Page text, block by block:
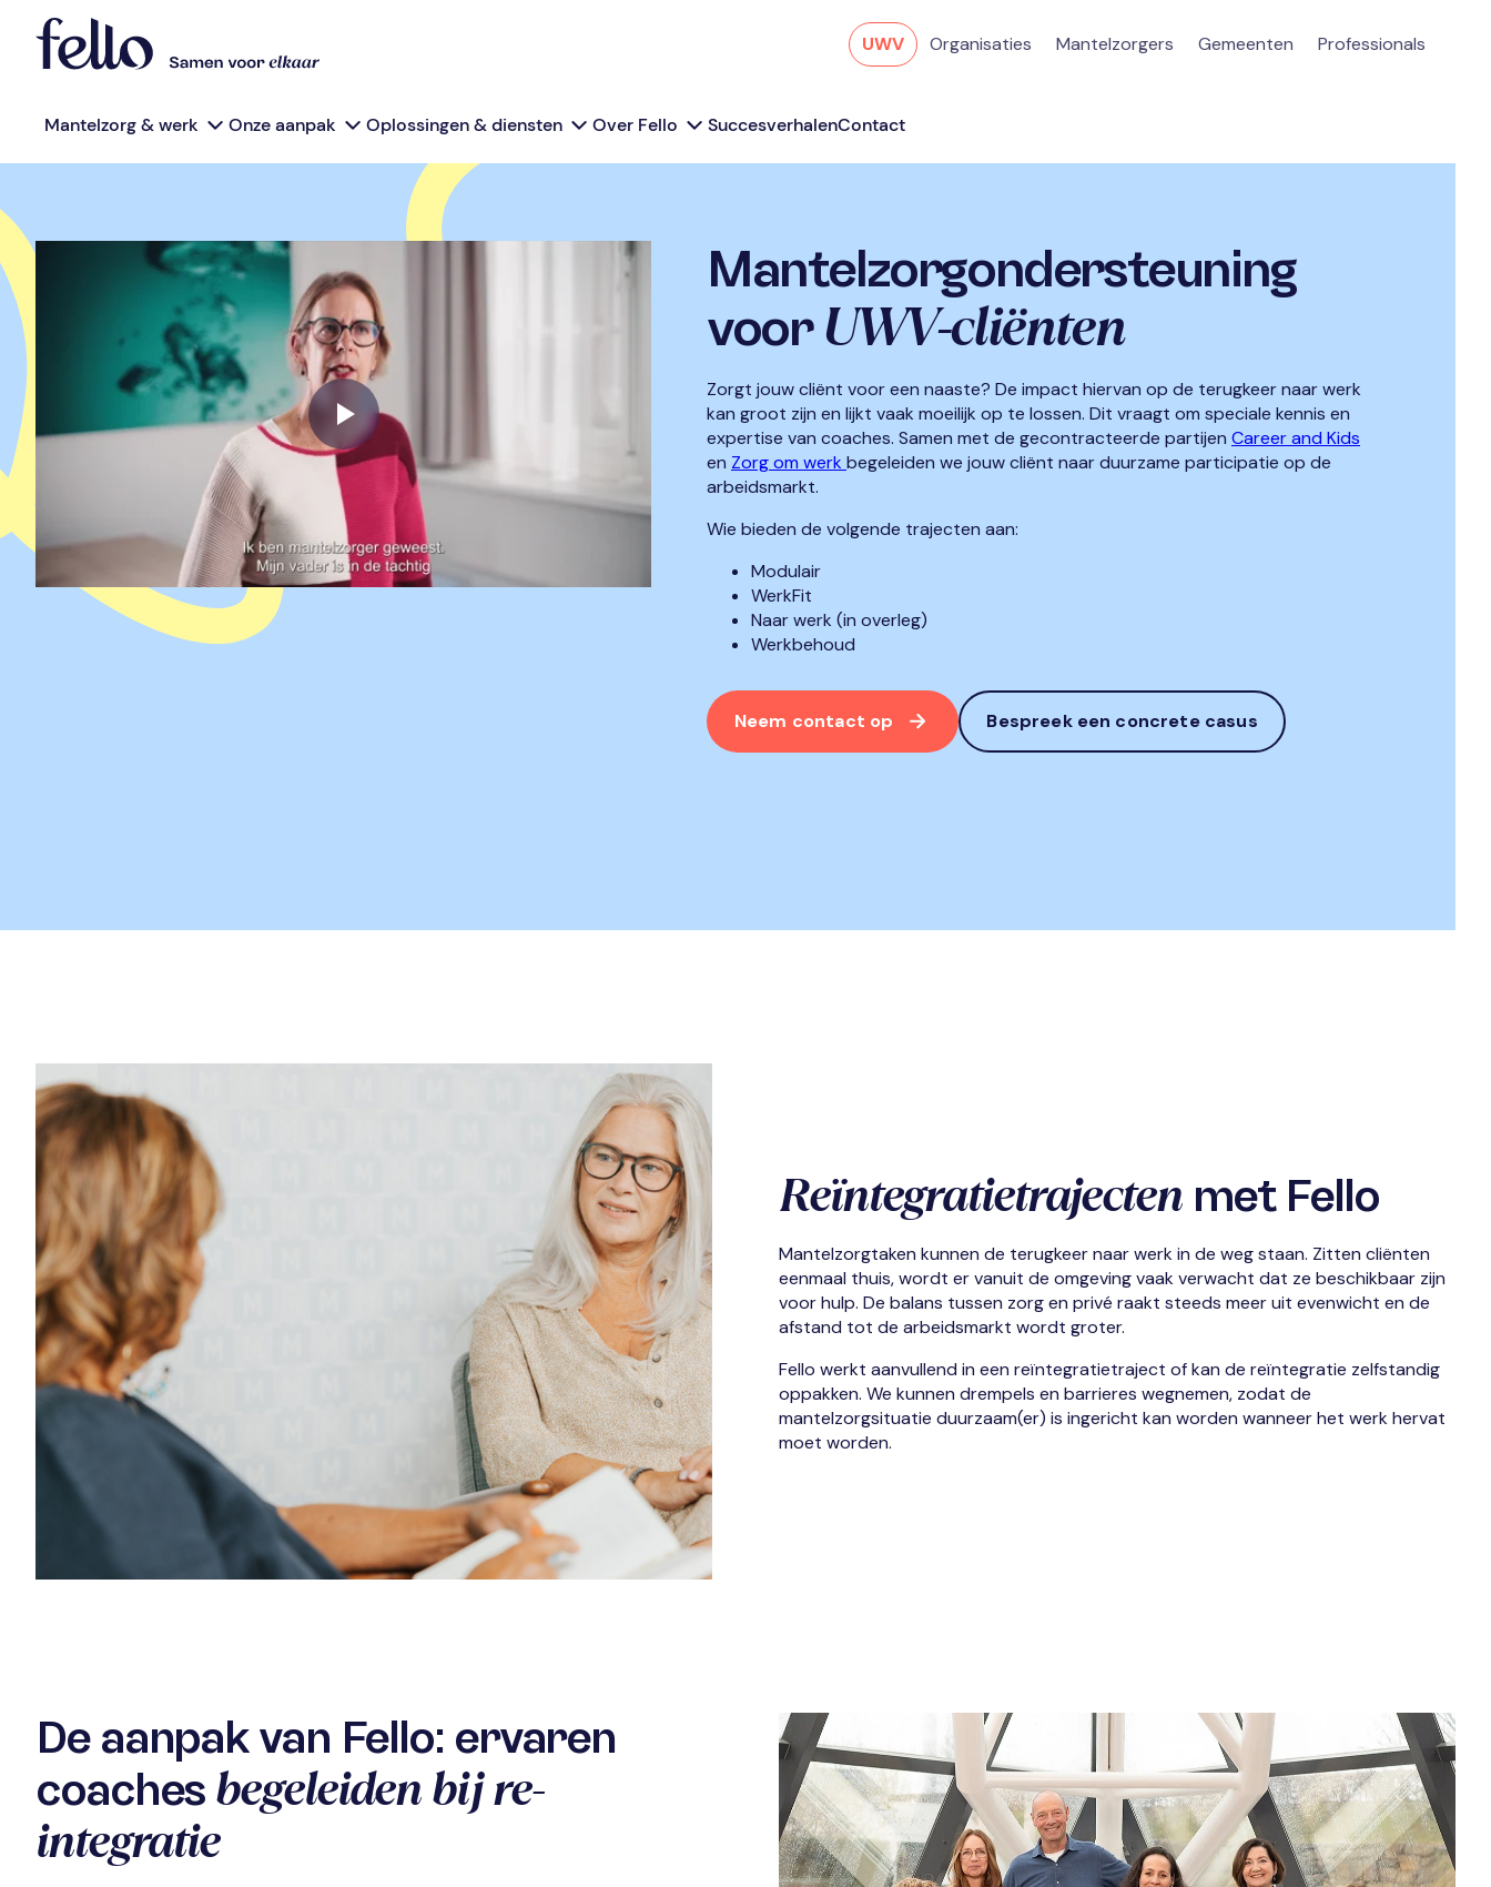
UWV Organisaties Mantelzorgers Gemeenten Professionals
Mantelzorg & werk Onze aanpak Oplossingen & diensten Over Fello SuccesverhalenContact
Mantelzorgondersteuning
voor UWV-cliënten
Zorgt jouw cliënt voor een naaste? De impact hiervan op de terugkeer naar werk
kan groot zijn en lijkt vaak moeilijk op te lossen. Dit vraagt om speciale kennis en
expertise van coaches. Samen met de gecontracteerde partijen Career and Kids
en Zorg om werk begeleiden we jouw cliënt naar duurzame participatie op de
arbeidsmarkt.
Wie bieden de volgende trajecten aan:
Modulair
WerkFit
Naar werk (in overleg)
Werkbehoud
Neem contact op Bespreek een concrete casus
Reïntegratietrajectenmet Fello
Mantelzorgtaken kunnen de terugkeer naar werk in de weg staan. Zitten cliënten
eenmaal thuis, wordt er vanuit de omgeving vaak verwacht dat ze beschikbaar zijn
voor hulp. De balans tussen zorg en privé raakt steeds meer uit evenwicht en de
afstand tot de arbeidsmarkt wordt groter.
Fello werkt aanvullend in een reïntegratietraject of kan de reïntegratie zelfstandig
oppakken. We kunnen drempels en barrieres wegnemen, zodat de
mantelzorgsituatie duurzaam(er) is ingericht kan worden wanneer het werk hervat
moet worden.
De aanpak van Fello: ervaren
coaches begeleiden bij re-
integratie